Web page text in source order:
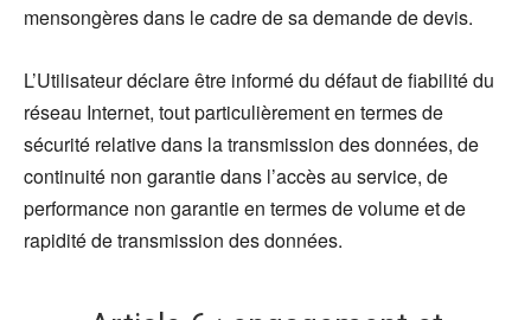
mensongères dans le cadre de sa demande de devis.
L’Utilisateur déclare être informé du défaut de fiabilité du
réseau Internet, tout particulièrement en termes de
sécurité relative dans la transmission des données, de
continuité non garantie dans l’accès au service, de
performance non garantie en termes de volume et de
rapidité de transmission des données.